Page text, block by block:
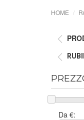
HOME
Da €: